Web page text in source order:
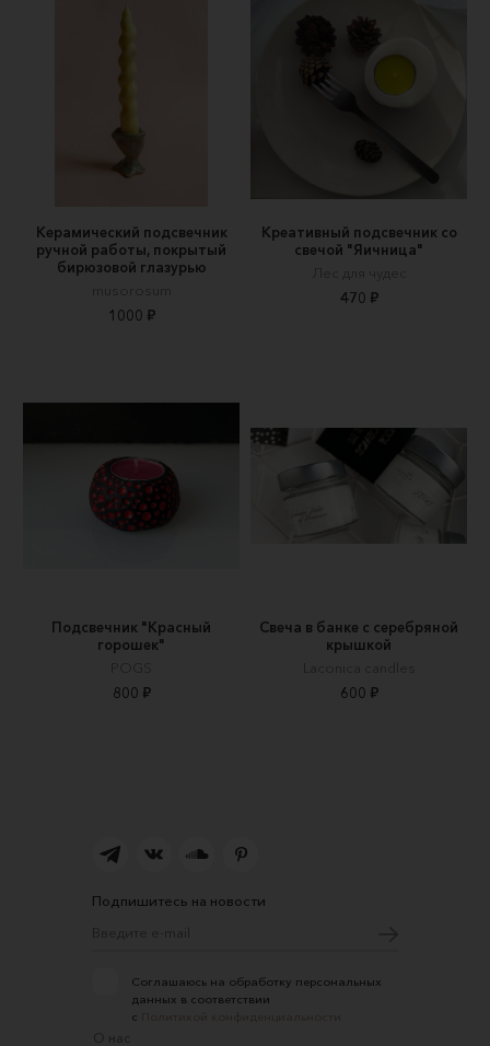
Керамический подсвечник
ручной работы, покрытый
бирюзовой глазурью
musorosum
1000 ₽
Креативный подсвечник со
свечой "Яичница"
Лес для чудес
470 ₽
Подсвечник "Красный
горошек"
POGS
800 ₽
Свеча в банке с серебряной
крышкой
Laconica candles
600 ₽
Подпишитесь на новости
Соглашаюсь на обработку персональных
данных в соответствии
с
О нас